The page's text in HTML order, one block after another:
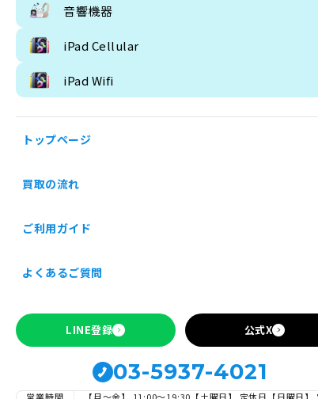
音響機器
iPad Cellular
iPad Wifi
トップページ
買取の流れ
ご利用ガイド
SIMロックの解除について
よくあるご質問
LINE登録 公式X
03-5937-4021
iPad Pro 11イ
iPad Pro M4 Wi-Fi+Cellular
iPad Wifi
iPad Pro 11インチ 第4世代
iPad
買取価格検索